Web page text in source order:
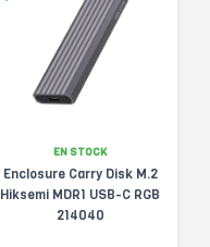
EN STOCK
Enclosure Carry Disk M.2
Hiksemi MDR1 USB-C RGB
214040